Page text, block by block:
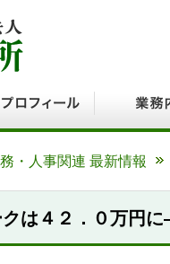
・人事関連 最新情報
は４２．０万円